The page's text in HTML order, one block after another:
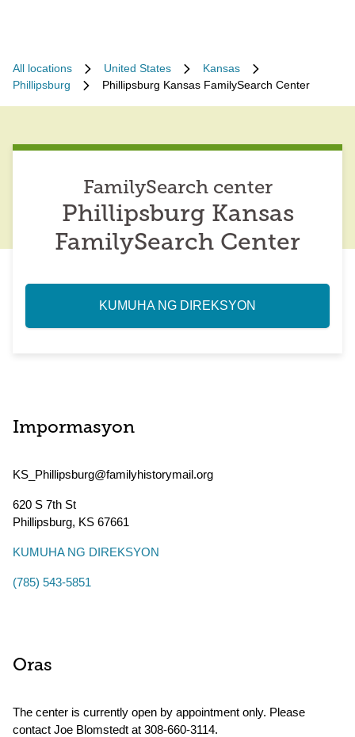
All locations United States
Kansas
Phillipsburg
Phillipsburg Kansas FamilySearch Center
FamilySearch center
Phillipsburg Kansas
FamilySearch Center
KUMUHA NG DIREKSYON
Impormasyon
KS_Phillipsburg@familyhistorymail.org
620 S 7th St
Phillipsburg, KS 67661
KUMUHA NG DIREKSYON
(785) 543-5851
Oras
The center is currently open by appointment only. Please
contact Joe Blomstedt at 308-660-3114.